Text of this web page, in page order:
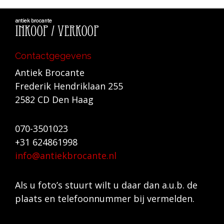
Contactgegevens
Antiek Brocante
Frederik Hendriklaan 255
2582 CD Den Haag
070-3501023
+31 624861998
info@antiekbrocante.nl
Als u foto’s stuurt wilt u daar dan a.u.b. de
plaats en telefoonnummer bij vermelden.